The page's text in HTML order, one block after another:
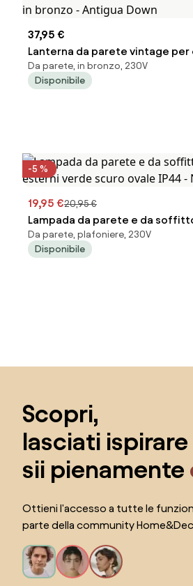
37,95 €
Lanterna da parete vintage
in bronzo - Antigua Down
Da parete, in bronzo, 230V
Disponibile
-5 %
19,95 €20,95 €
Lampada da parete e da
esterni verde scuro ovale IP44 -
Noutica
Da parete, plafoniere, 230V
Disponibile
Salta il piè di pagina, vai all'inizio della
Scopri,
lasciati ispirare
sii pienamente
Ottieni l'accesso a tutte le
parte della community